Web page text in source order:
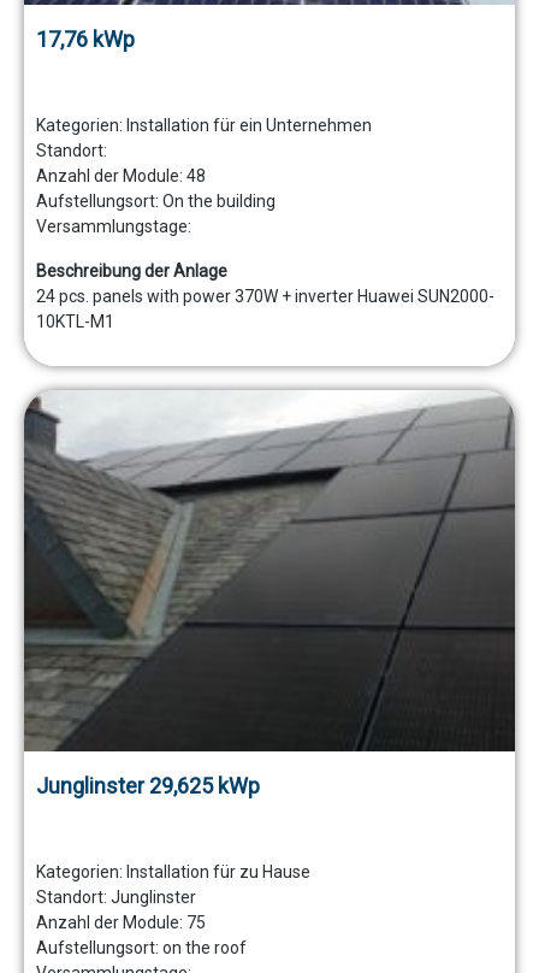
17,76 kWp
Kategorien: Installation für ein Unternehmen
Standort:
Anzahl der Module: 48
Aufstellungsort: On the building
Versammlungstage:
Beschreibung der Anlage
24 pcs. panels with power 370W + inverter Huawei SUN2000-
10KTL-M1
Junglinster 29,625 kWp
Kategorien: Installation für zu Hause
Standort: Junglinster
Anzahl der Module: 75
Aufstellungsort: on the roof